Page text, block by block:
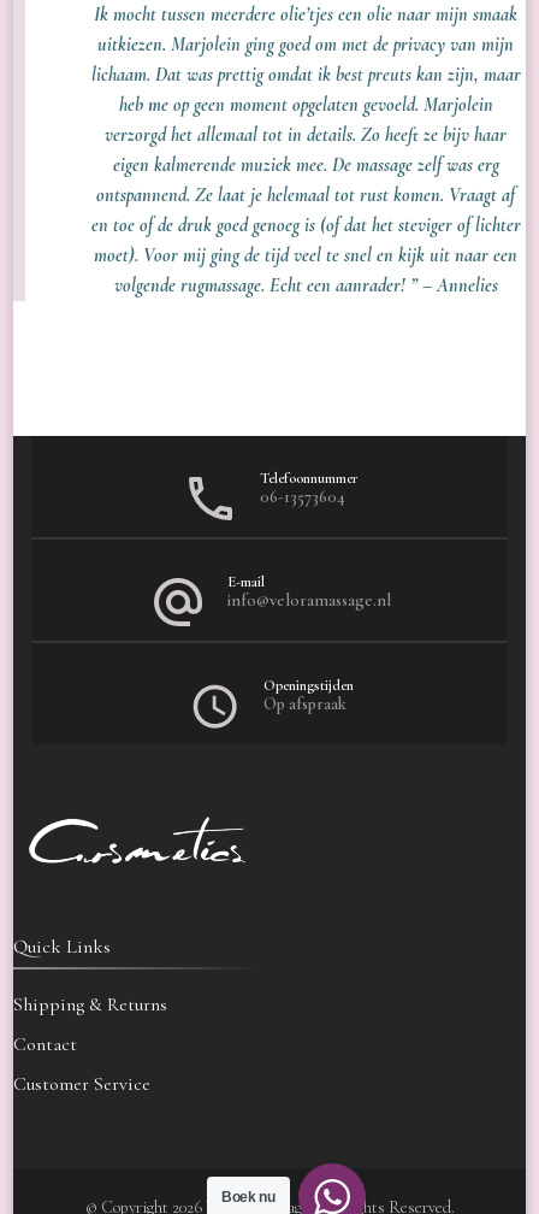
Ik mocht tussen meerdere olie’tjes een olie naar mijn smaak
uitkiezen. Marjolein ging goed om met de privacy van mijn
lichaam. Dat was prettig omdat ik best preuts kan zijn, maar
heb me op geen moment opgelaten gevoeld. Marjolein
verzorgd het allemaal tot in details. Zo heeft ze bijv haar
eigen kalmerende muziek mee. De massage zelf was erg
ontspannend. Ze laat je helemaal tot rust komen. Vraagt af
en toe of de druk goed genoeg is (of dat het steviger of lichter
moet). Voor mij ging de tijd veel te snel en kijk uit naar een
volgende rugmassage. Echt een aanrader! ” – Annelies
Telefoonnummer
06-13573604
E-mail
info@veloramassage.nl
Openingstijden
Op afspraak
Quick Links
Shipping & Returns
Contact
Customer Service
© Copyright 2026Velora Massage . All Rights Reserved.
Boek nu